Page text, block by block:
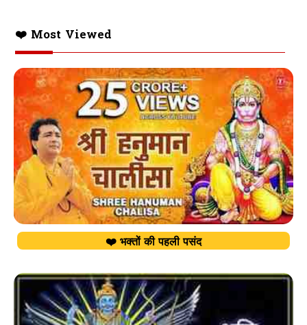
❤️ Most Viewed
❤️ भक्तों की पहली पसंद